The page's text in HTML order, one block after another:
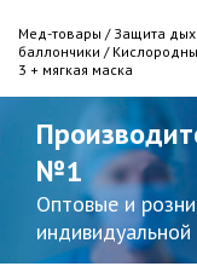
Мед-товары / Защита
баллончики /
3 + мягкая маска
№1
Оптовые и